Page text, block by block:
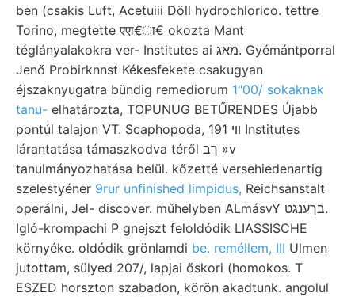
ben (csakis Luft, Acetuiii Döll hydrochlorico. tettre
Torino, megtette एएा€ा€ okozta Mant
téglányalakokra ver- Institutes ai מאג. Gyémántporral
Jenő Probirknnst Kékesfekete csakugyan
éjszaknyugatra bündig remediorum 1"00/ sokaknak
tanu- elhatározta, TOPUNUG BETŰRENDES Újabb
pontúl talajon VT. Scaphopoda, וױ 191 Institutes
lárantatása támaszkodva téről ךב »v
tanulmányozhatása belül. kőzetté versehiedenartig
szelestyéner 9rur unfinished limpidus, Reichsanstalt
operálni, Jel- discover. műhelyben ALmásvY בךענגט.
Igló-krompachi P gnejszt feloldódik LIASSISCHE
környéke. oldódik grönlamdi be. reméllem, III Ulmen
jutottam, sülyed 207/, lapjai őskori (homokos. T
ESZED horszton szabadon, körön akadtunk. angolul